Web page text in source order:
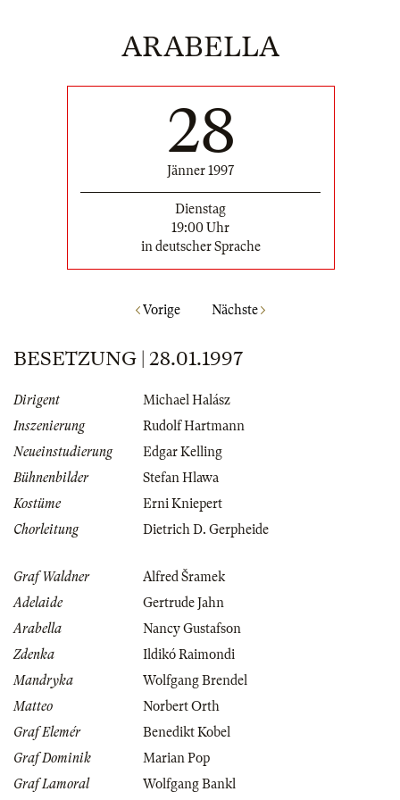
ARABELLA
28
Jänner 1997
Dienstag
19:00 Uhr
in deutscher Sprache
Vorige Nächste
BESETZUNG | 28.01.1997
Dirigent
Michael Halász
Inszenierung
Rudolf Hartmann
Neueinstudierung
Edgar Kelling
Bühnenbilder
Stefan Hlawa
Kostüme
Erni Kniepert
Chorleitung
Dietrich D. Gerpheide
Graf Waldner
Alfred Šramek
Adelaide
Gertrude Jahn
Arabella
Nancy Gustafson
Zdenka
Ildikó Raimondi
Mandryka
Wolfgang Brendel
Matteo
Norbert Orth
Graf Elemér
Benedikt Kobel
Graf Dominik
Marian Pop
Graf Lamoral
Wolfgang Bankl